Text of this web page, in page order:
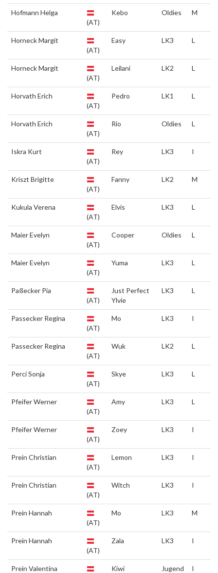
Hofmann Helga
(AT)
Kebo Oldies M
Horneck Margit
(AT)
Easy LK3 L
Horneck Margit
(AT)
Leilani LK2 L
Horvath Erich
(AT)
Pedro LK1 L
Horvath Erich
(AT)
Rio Oldies L
Iskra Kurt
(AT)
Rey LK3 I
Kriszt Brigitte
(AT)
Fanny LK2 M
Kukula Verena
(AT)
Elvis LK3 L
Maier Evelyn
(AT)
Cooper Oldies L
Maier Evelyn
(AT)
Yuma LK3 L
Paßecker Pia
(AT)
Just Perfect
Ylvie
LK3 L
Passecker Regina
(AT)
Mo LK3 I
Passecker Regina
(AT)
Wuk LK2 L
Perci Sonja
(AT)
Skye LK3 L
Pfeifer Werner
(AT)
Amy LK3 L
Pfeifer Werner
(AT)
Zoey LK3 I
Prein Christian
(AT)
Lemon LK3 I
Prein Christian
(AT)
Witch LK3 I
Prein Hannah
(AT)
Mo LK3 M
Prein Hannah
(AT)
Zala LK3 I
Prein Valentina
Kiwi Jugend I